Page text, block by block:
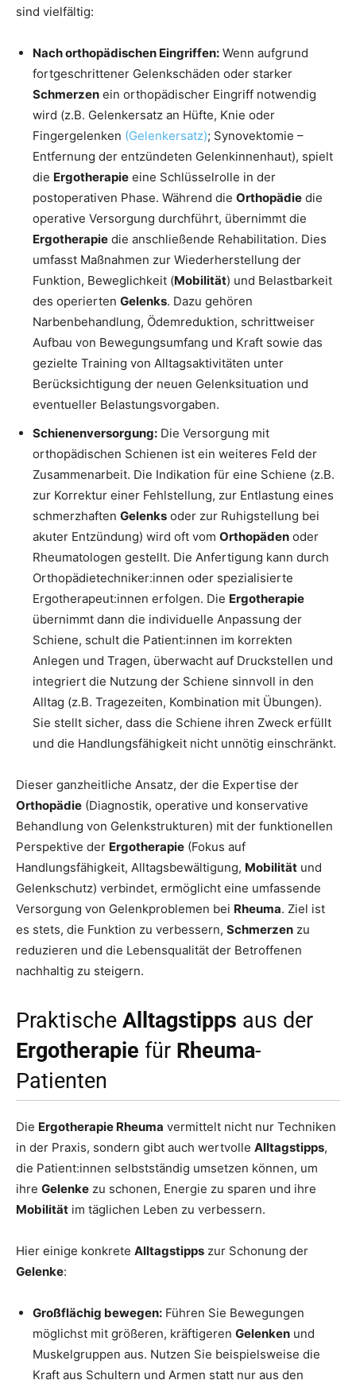
sind vielfältig:
Nach orthopädischen Eingriffen: Wenn aufgrund
fortgeschrittener Gelenkschäden oder starker
Schmerzen ein orthopädischer Eingriff notwendig
wird (z.B. Gelenkersatz an Hüfte, Knie oder
Fingergelenken (Gelenkersatz); Synovektomie –
Entfernung der entzündeten Gelenkinnenhaut), spielt
die Ergotherapie eine Schlüsselrolle in der
postoperativen Phase. Während die Orthopädie die
operative Versorgung durchführt, übernimmt die
Ergotherapie die anschließende Rehabilitation. Dies
umfasst Maßnahmen zur Wiederherstellung der
Funktion, Beweglichkeit (Mobilität) und Belastbarkeit
des operierten Gelenks. Dazu gehören
Narbenbehandlung, Ödemreduktion, schrittweiser
Aufbau von Bewegungsumfang und Kraft sowie das
gezielte Training von Alltagsaktivitäten unter
Berücksichtigung der neuen Gelenksituation und
eventueller Belastungsvorgaben.
Schienenversorgung: Die Versorgung mit
orthopädischen Schienen ist ein weiteres Feld der
Zusammenarbeit. Die Indikation für eine Schiene (z.B.
zur Korrektur einer Fehlstellung, zur Entlastung eines
schmerzhaften Gelenks oder zur Ruhigstellung bei
akuter Entzündung) wird oft vom Orthopäden oder
Rheumatologen gestellt. Die Anfertigung kann durch
Orthopädietechniker:innen oder spezialisierte
Ergotherapeut:innen erfolgen. Die Ergotherapie
übernimmt dann die individuelle Anpassung der
Schiene, schult die Patient:innen im korrekten
Anlegen und Tragen, überwacht auf Druckstellen und
integriert die Nutzung der Schiene sinnvoll in den
Alltag (z.B. Tragezeiten, Kombination mit Übungen).
Sie stellt sicher, dass die Schiene ihren Zweck erfüllt
und die Handlungsfähigkeit nicht unnötig einschränkt.
Dieser ganzheitliche Ansatz, der die Expertise der
Orthopädie (Diagnostik, operative und konservative
Behandlung von Gelenkstrukturen) mit der funktionellen
Perspektive der Ergotherapie (Fokus auf
Handlungsfähigkeit, Alltagsbewältigung, Mobilität und
Gelenkschutz) verbindet, ermöglicht eine umfassende
Versorgung von Gelenkproblemen bei Rheuma. Ziel ist
es stets, die Funktion zu verbessern, Schmerzen zu
reduzieren und die Lebensqualität der Betroffenen
nachhaltig zu steigern.
Praktische Alltagstipps aus der
Ergotherapie für Rheuma-
Patienten
Die Ergotherapie Rheuma vermittelt nicht nur Techniken
in der Praxis, sondern gibt auch wertvolle Alltagstipps,
die Patient:innen selbstständig umsetzen können, um
ihre Gelenke zu schonen, Energie zu sparen und ihre
Mobilität im täglichen Leben zu verbessern.
Hier einige konkrete Alltagstipps zur Schonung der
Gelenke:
Großflächig bewegen: Führen Sie Bewegungen
möglichst mit größeren, kräftigeren Gelenken und
Muskelgruppen aus. Nutzen Sie beispielsweise die
Kraft aus Schultern und Armen statt nur aus den